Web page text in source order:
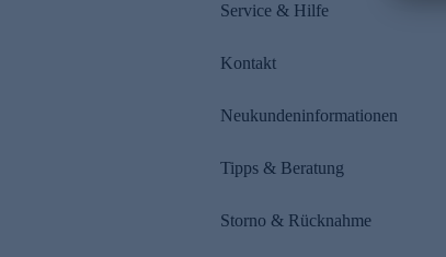
Service & Hilfe
Kontakt
Neukundeninformationen
Tipps & Beratung
Storno & Rücknahme